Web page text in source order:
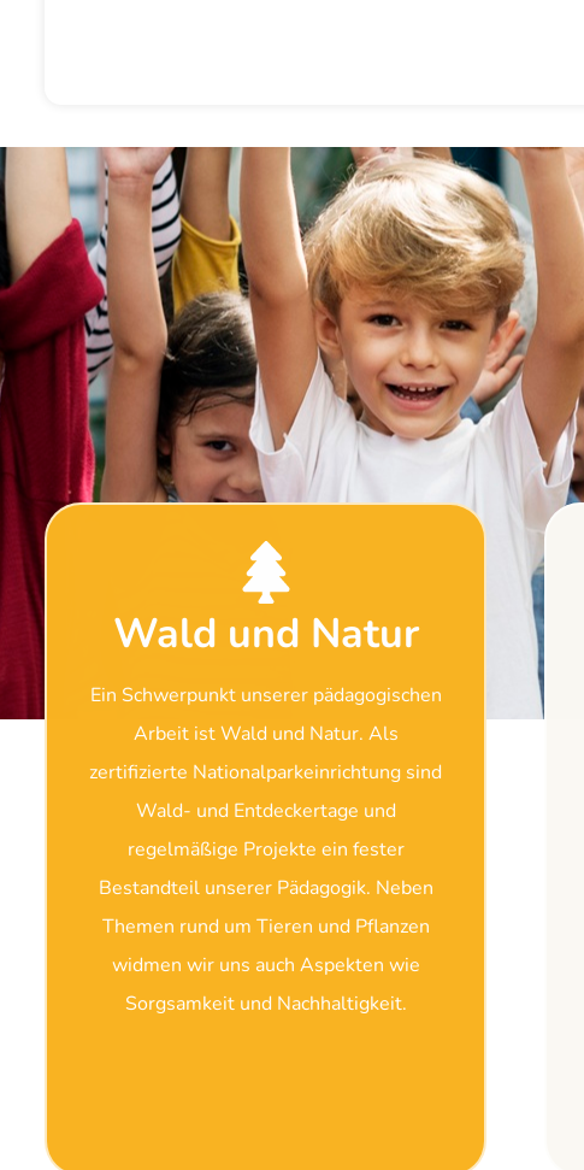
Wald und Natur
Ein Schwerpunkt unserer pädagogischen
Arbeit ist Wald und Natur. Als
zertifizierte Nationalparkeinrichtung sind
Wald- und Entdeckertage und
regelmäßige Projekte ein fester
Bestandteil unserer Pädagogik. Neben
Themen rund um Tieren und Pflanzen
widmen wir uns auch Aspekten wie
Sorgsamkeit und Nachhaltigkeit.